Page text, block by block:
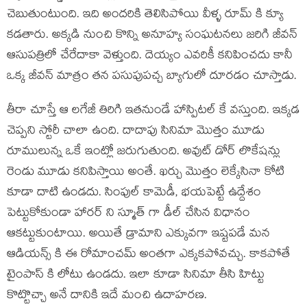
చెబుతుంటుంది. ఇది అందరికి తెలిసిపోయి వీళ్ళ రూమ్ కి క్యూ
కడతారు. అక్కడి నుంచి కొన్ని అనూహ్య సంఘటనలు జరిగి జీవన్
ఆసుపత్రిలో చేరేదాకా వెళ్తుంది. దెయ్యం ఎవరికీ కనిపించదు కానీ
ఒక్క జీవన్ మాత్రం తన పసుపుపచ్చ బ్యాగులో దూరడం చూస్తాడు.
తీరా చూస్తే ఆ లగేజీ తిరిగి ఇతనుండే హాస్పిటల్ కే వస్తుంది. ఇక్కడ
చెప్పని స్టోరీ చాలా ఉంది. దాదాపు సినిమా మొత్తం మూడు
రూములున్న ఒకే ఇంట్లో జరుగుతుంది. అవుట్ డోర్ లొకేషన్లు
రెండు మూడు కనిపిస్తాయి అంతే. ఖర్చు మొత్తం లెక్కేసినా కోటి
కూడా దాటి ఉండదు. సింపుల్ కామెడీ, భయపెట్టే ఉద్దేశం
పెట్టుకోకుండా హారర్ ని స్మూత్ గా డీల్ చేసిన విధానం
ఆకట్టుకుంటాయి. అయితే డ్రామాని ఎక్కువగా ఇష్టపడే మన
ఆడియన్స్ కి ఈ రోమాంచమ్ అంతగా ఎక్కకపోవచ్చు. కాకపోతే
టైంపాస్ కి లోటు ఉండదు. ఇలా కూడా సినిమా తీసి హిట్టు
కొట్టొచ్చా అనే దానికి ఇదే మంచి ఉదాహరణ.